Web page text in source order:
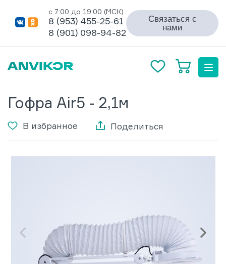
с 7:00 до 19:00 (МСК)
8 (953) 455-25-61
8 (901) 098-94-82
Связаться с
нами
Гофра Air5 - 2,1м
В избранное Поделиться